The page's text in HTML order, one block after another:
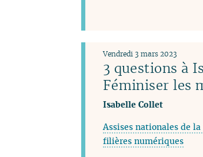
3 questions à
Féminiser les
Vendredi 3 mars 2023
Isabelle Collet
Assises nationales de
filières numériques